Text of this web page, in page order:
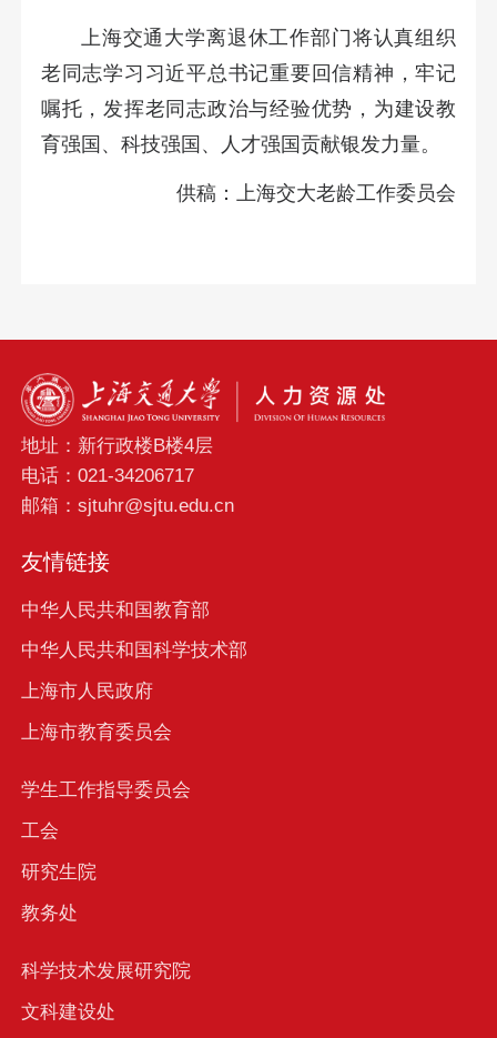
上海交通大学离退休工作部门将认真组织
老同志学习习近平总书记重要回信精神，牢记
嘱托，发挥老同志政治与经验优势，为建设教
育强国、科技强国、人才强国贡献银发力量。
供稿：上海交大老龄工作委员会
地址：新行政楼B楼4层
电话：021-34206717
邮箱：sjtuhr@sjtu.edu.cn
友情链接
中华人民共和国教育部
中华人民共和国科学技术部
上海市人民政府
上海市教育委员会
学生工作指导委员会
工会
研究生院
教务处
科学技术发展研究院
文科建设处